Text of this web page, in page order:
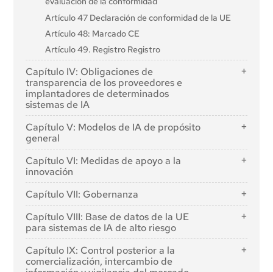
Artículo 47 Declaración de conformidad de la UE
Artículo 48: Marcado CE
Artículo 49. Registro Registro
Capítulo IV: Obligaciones de
transparencia de los proveedores e
implantadores de determinados
sistemas de IA
Artículo 50: Obligaciones de transparencia para
proveedores e implantadores de determinados
sistemas de IA
Capítulo V: Modelos de IA de propósito
general
Sección 1: Normas de clasificación
Artículo 51: Clasificación de los modelos de IA de
propósito general como modelos de IA de propósito
general con riesgo sistémico
Artículo 52: Procedimiento
Sección 2: Obligaciones de los proveedores de
modelos de IA de propósito general
Artículo 53. Obligaciones de los proveedores de
modelos de IA de propósito general Obligaciones de
Capítulo VI: Medidas de apoyo a la
innovación
Artículo 57: Espacios aislados de regulación de la IA
Artículo 58: Disposiciones detalladas y
funcionamiento de los espacios aislados de regulación
de la IA
Artículo 59: Tratamiento posterior de datos
personales para el desarrollo de determinados
sistemas de IA de interés público en el espacio aislado
Capítulo VII: Gobernanza
Sección 1: Gobernanza a escala de la Unión
Artículo 64: Oficina de AI
Artículo 65: Creación y estructura del Consejo
Europeo de Inteligencia Artificial
Capítulo VIII: Base de datos de la UE
para sistemas de IA de alto riesgo
Artículo 71: Base de datos de la UE para los sistemas
de IA de alto riesgo enumerados en el anexo III
Capítulo IX: Control posterior a la
comercialización, intercambio de